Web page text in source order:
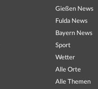
Gießen News
Fulda News
Bayern News
Sport
Wetter
Alle Orte
Alle Themen